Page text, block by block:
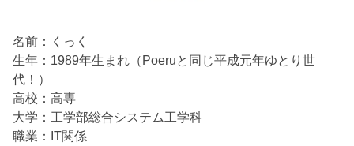
名前：くっく
生年：1989年生まれ（Poeruと同じ平成元年ゆとり世
代！）
高校：高専
大学：工学部総合システム工学科
職業：IT関係